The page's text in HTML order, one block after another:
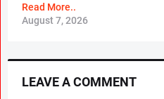
Read More..
August 7, 2026
LEAVE A COMMENT